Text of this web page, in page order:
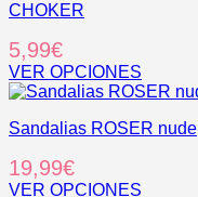
tiene
variantes.
Las
opciones
pueden
en
la
CHOKER
5,99€
VER OPCIONES
Este
tiene
variantes.
Las
Sandalias ROSER nude
19,99€
VER OPCIONES